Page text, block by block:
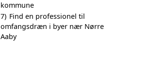
kommune
7) Find en professionel til
omfangsdræn i byer nær Nørre
Aaby